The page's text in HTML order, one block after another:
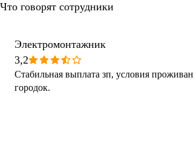
Что говорят сотрудники
Электромонтажник
3,2
Стабильная выплата зп, условия
городок.